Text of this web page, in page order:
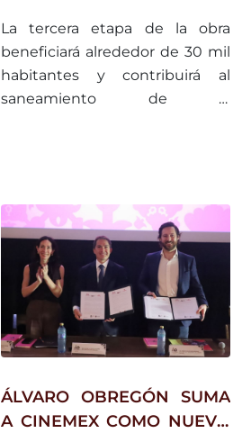
RÍO JALALPA
La tercera etapa de la obra
beneficiará alrededor de 30 mil
habitantes y contribuirá al
saneamiento de la
ÁLVARO OBREGÓN SUMA
A CINEMEX COMO NUEVO